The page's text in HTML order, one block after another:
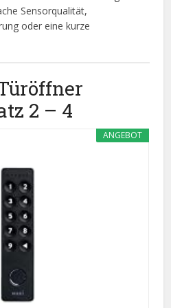
Sensorqualität,
oder eine kurze
2 – 4
ANGEBOT